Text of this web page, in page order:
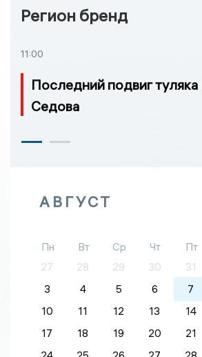
Регион бренд
11:00
Последний подвиг туляка
Седова
АВГУСТ
Пн Вт Ср Чт Пт
27
28 29 30 31
3
4 5 6 7
10
11 12 13 14
17
18 19 20 21